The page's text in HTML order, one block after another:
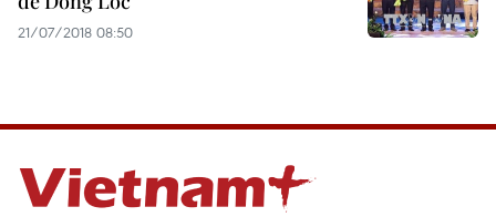
21/07/2018 08:50